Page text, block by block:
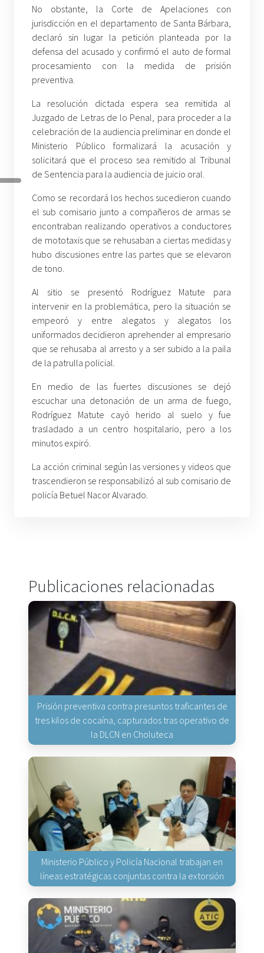
No obstante, la Corte de Apelaciones con
jurisdicción en el departamento de Santa Bárbara,
declaró sin lugar la petición planteada por la
defensa del acusado y confirmó el auto de formal
procesamiento con la medida de prisión
preventiva.
La resolución dictada espera sea remitida al
Juzgado de Letras de lo Penal, para proceder a la
celebración de la audiencia preliminar en donde el
Ministerio Público formalizará la acusación y
solicitará que el proceso sea remitido al Tribunal
de Sentencia para la audiencia de juicio oral.
Como se recordará los hechos sucedieron cuando
el sub comisario junto a compañeros de armas se
encontraban realizando operativos a conductores
de mototaxis que se rehusaban a ciertas medidas y
hubo discusiones entre las partes que se elevaron
de tono.
Al sitio se presentó Rodríguez Matute para
intervenir en la problemática, pero la situación se
empeoró y entre alegatos y alegatos los
uniformados decidieron aprehender al empresario
que se rehusaba al arresto y a ser subido a la paila
de la patrulla policial.
En medio de las fuertes discusiones se dejó
escuchar una detonación de un arma de fuego,
Rodríguez Matute cayó herido al suelo y fue
trasladado a un centro hospitalario, pero a los
minutos expiró.
La acción criminal según las versiones y videos que
trascendieron se responsabilizó al sub comisario de
policía Betuel Nacor Alvarado.
Publicaciones relacionadas
Prisión preventiva contra presuntos traficantes de
tres kilos de cocaína, capturados tras operativo de
la DLCN en Choluteca
Ministerio Público y Policía Nacional trabajan en
líneas estratégicas conjuntas contra la extorsión